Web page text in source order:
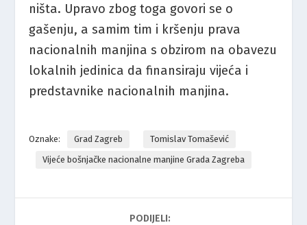
ništa. Upravo zbog toga govori se o
gašenju, a samim tim i kršenju prava
nacionalnih manjina s obzirom na obavezu
lokalnih jedinica da finansiraju vijeća i
predstavnike nacionalnih manjina.
Oznake: Grad Zagreb
Tomislav Tomašević
Vijeće bošnjačke nacionalne manjine Grada Zagreba
PODIJELI: